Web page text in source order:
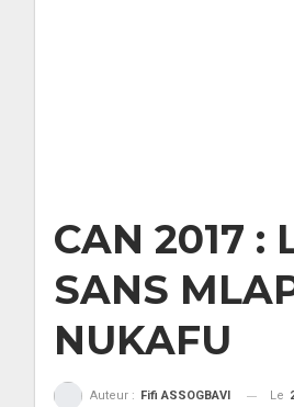
CAN 2017 :
SANS
NUKAFU
Auteur : Fifi ASSOGBAVI Le